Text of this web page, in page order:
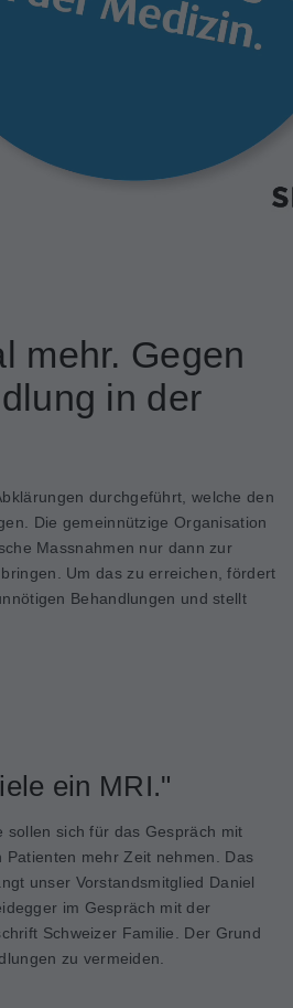
mehr. Gegen
in der
durchgeführt, welche den
Die gemeinnützige Organisation
Massnahmen nur dann zur
Um das zu erreichen, fördert
Behandlungen und stellt
ein MRI."
sollen sich für das Gespräch mit
Patienten mehr Zeit nehmen. Das
unser Vorstandsmitglied Daniel
im Gespräch mit der
Schweizer Familie. Der Grund
zu vermeiden.